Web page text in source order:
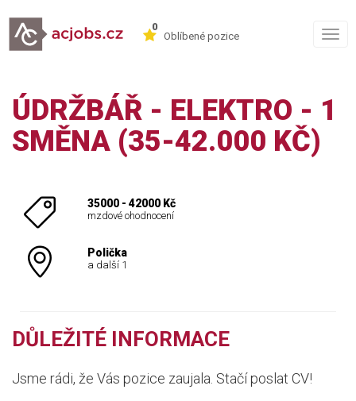
0
Oblíbené pozice
ÚDRŽBÁŘ - ELEKTRO - 1
SMĚNA (35-42.000 KČ)
35000 - 42000 Kč
mzdové ohodnocení
Polička
a další 1
DŮLEŽITÉ INFORMACE
Jsme rádi, že Vás pozice zaujala. Stačí poslat CV!